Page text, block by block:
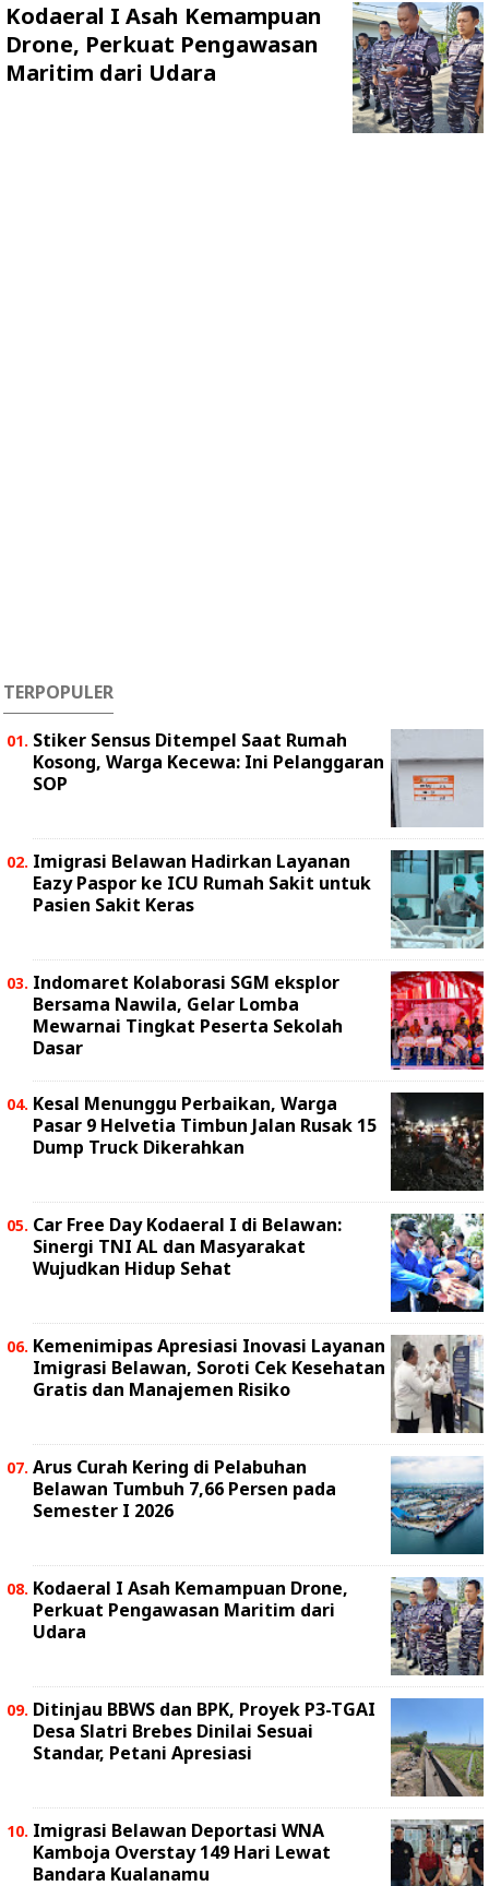
Kodaeral I Asah Kemampuan
Drone, Perkuat Pengawasan
Maritim dari Udara
TERPOPULER
Stiker Sensus Ditempel Saat Rumah
Kosong, Warga Kecewa: Ini Pelanggaran
SOP
Imigrasi Belawan Hadirkan Layanan
Eazy Paspor ke ICU Rumah Sakit untuk
Pasien Sakit Keras
Indomaret Kolaborasi SGM eksplor
Bersama Nawila, Gelar Lomba
Mewarnai Tingkat Peserta Sekolah
Dasar
Kesal Menunggu Perbaikan, Warga
Pasar 9 Helvetia Timbun Jalan Rusak 15
Dump Truck Dikerahkan
Car Free Day Kodaeral I di Belawan:
Sinergi TNI AL dan Masyarakat
Wujudkan Hidup Sehat
Kemenimipas Apresiasi Inovasi Layanan
Imigrasi Belawan, Soroti Cek Kesehatan
Gratis dan Manajemen Risiko
Arus Curah Kering di Pelabuhan
Belawan Tumbuh 7,66 Persen pada
Semester I 2026
Kodaeral I Asah Kemampuan Drone,
Perkuat Pengawasan Maritim dari
Udara
Ditinjau BBWS dan BPK, Proyek P3-TGAI
Desa Slatri Brebes Dinilai Sesuai
Standar, Petani Apresiasi
Imigrasi Belawan Deportasi WNA
Kamboja Overstay 149 Hari Lewat
Bandara Kualanamu